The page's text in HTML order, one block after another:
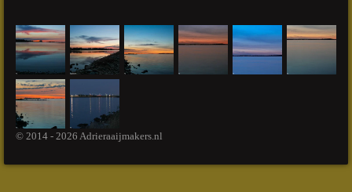
© 2014 - 2026 Adrieraaijmakers.nl